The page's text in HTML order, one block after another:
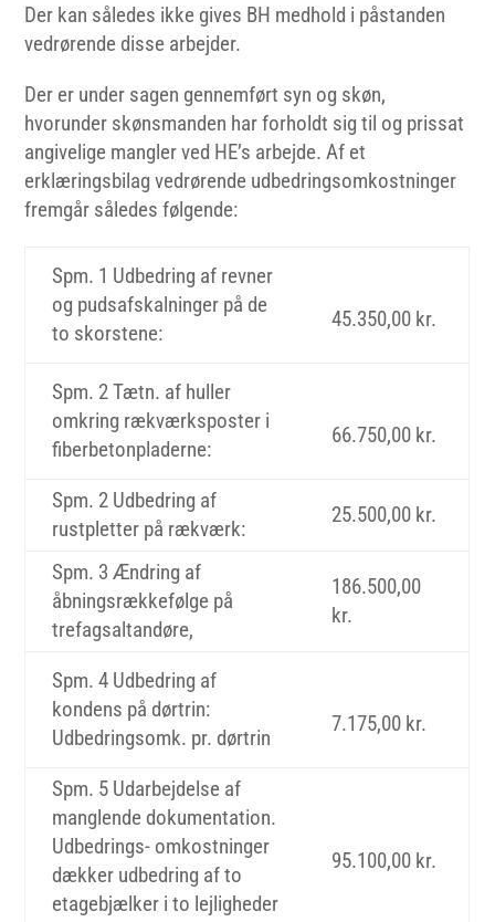
Der kan således ikke gives BH medhold i påstanden
vedrørende disse arbejder.
Der er under sagen gennemført syn og skøn,
hvorunder skønsmanden har forholdt sig til og prissat
angivelige mangler ved HE’s arbejde. Af et
erklæringsbilag vedrørende udbedringsomkostninger
fremgår således følgende:
Spm. 1 Udbedring af revner
og pudsafskalninger på de
to skorstene:
45.350,00 kr.
Spm. 2 Tætn. af huller
omkring rækværksposter i
fiberbetonpladerne:
66.750,00 kr.
Spm. 2 Udbedring af
rustpletter på rækværk:
25.500,00 kr.
Spm. 3 Ændring af
åbningsrækkefølge på
trefagsaltandøre,
186.500,00
kr.
Spm. 4 Udbedring af
kondens på dørtrin:
Udbedringsomk. pr. dørtrin
7.175,00 kr.
Spm. 5 Udarbejdelse af
manglende dokumentation.
Udbedrings- omkostninger
dækker udbedring af to
etagebjælker i to lejligheder
95.100,00 kr.